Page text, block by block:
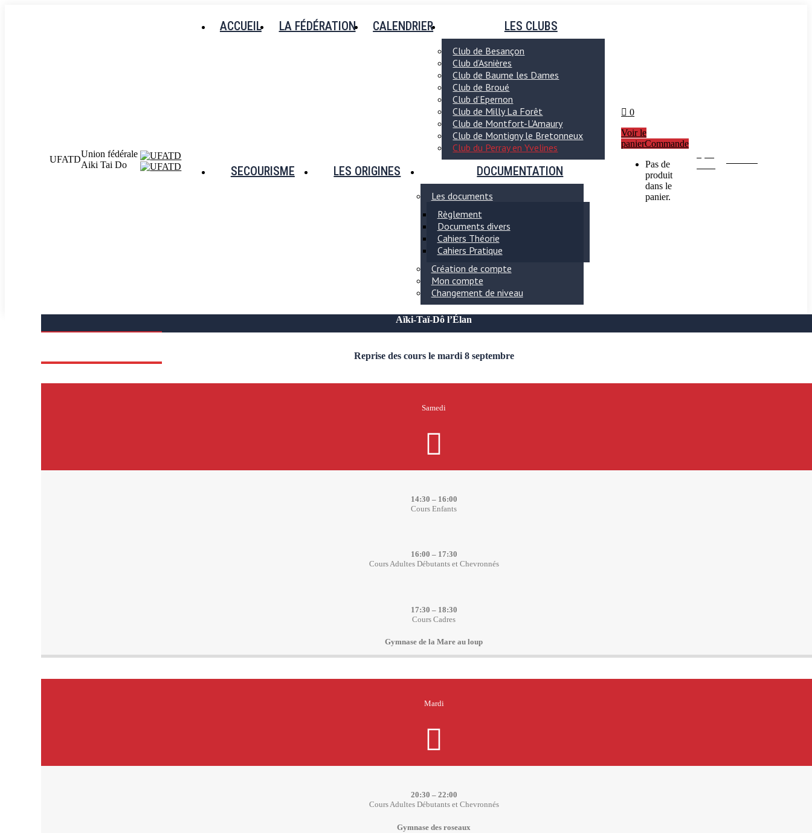
UFATD
Union fédérale
Aiki Tai Do
ACCUEIL LA FÉDÉRATION CALENDRIER LES CLUBS
Club de Besançon
Club d’Asnières
Club de Baume les Dames
Club de Broué
Club d’Epernon
Club de Milly La Forêt
Club de Montfort-L’Amaury
Club de Montigny le Bretonneux
Club du Perray en Yvelines
SECOURISME LES ORIGINES DOCUMENTATION
Les documents
Règlement
Documents divers
Cahiers Théorie
Cahiers Pratique
Création de compte
Mon compte
Changement de niveau
0
Voir le
panierCommande
Pas de
produit
dans le
panier.
Aïki-Taï-Dô l’Élan
Reprise des cours le mardi 8 septembre
Samedi
14:30 – 16:00
Cours Enfants
16:00 – 17:30
Cours Adultes Débutants et Chevronnés
17:30 – 18:30
Cours Cadres
Gymnase de la Mare au loup
Mardi
20:30 – 22:00
Cours Adultes Débutants et Chevronnés
Gymnase des roseaux